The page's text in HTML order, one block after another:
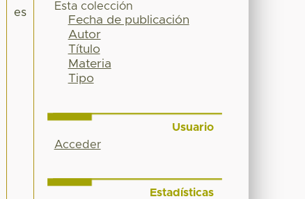
es
Esta colección
Fecha de publicación
Autor
Título
Materia
Tipo
Usuario
Acceder
Estadísticas